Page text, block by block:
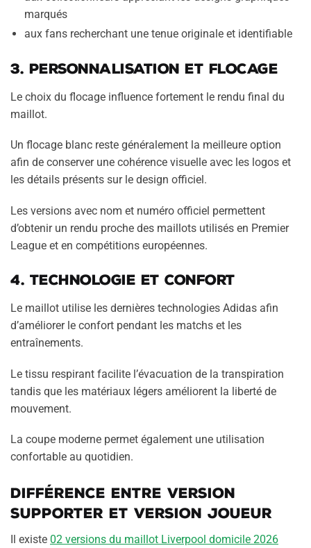
marqués
aux fans recherchant une tenue originale et identifiable
3. Personnalisation et flocage
Le choix du flocage influence fortement le rendu final du
maillot.
Un flocage blanc reste généralement la meilleure option
afin de conserver une cohérence visuelle avec les logos et
les détails présents sur le design officiel.
Les versions avec nom et numéro officiel permettent
d’obtenir un rendu proche des maillots utilisés en Premier
League et en compétitions européennes.
4. Technologie et confort
Le maillot utilise les dernières technologies Adidas afin
d’améliorer le confort pendant les matchs et les
entraînements.
Le tissu respirant facilite l’évacuation de la transpiration
tandis que les matériaux légers améliorent la liberté de
mouvement.
La coupe moderne permet également une utilisation
confortable au quotidien.
Différence entre version
supporter et version joueur
Il existe 02 versions du maillot Liverpool domicile 2026